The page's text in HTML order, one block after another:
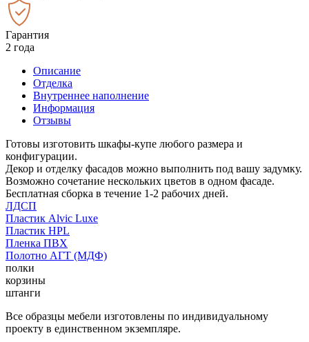
Гарантия
2 года
Описание
Отделка
Внутреннее наполнение
Информация
Отзывы
Готовы изготовить шкафы-купе любого размера и
конфигурации.
Декор и отделку фасадов можно выполнить под вашу задумку.
Возможно сочетание нескольких цветов в одном фасаде.
Бесплатная сборка в течение 1-2 рабочих дней.
ЛДСП
Пластик Alvic Luxe
Пластик HPL
Пленка ПВХ
Полотно АГТ (МДФ)
полки
корзины
штанги
Все образцы мебели изготовлены по индивидуальному
проекту в единственном экземпляре.